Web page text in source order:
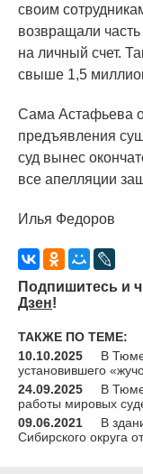
своим
возвращали
на личный счет.
свыше 1,5
Сама Астафьева
предъявления
суд вынес
все апелляции
Илья Федоров
Подпишитесь и
Дзен!
ТАКЖЕ ПО ТЕМЕ:
10.10.2025
В
установившего
24.09.2025
В
работы мировых
09.06.2021
В
Сибирского округа